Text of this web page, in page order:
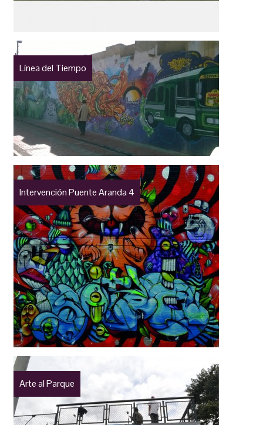
Línea del Tiempo
Intervención Puente Aranda 4
Arte al Parque